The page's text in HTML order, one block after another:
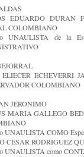
EDUARDO DURAN
COLOMBIANO
UNAULISTA de la
ELIECER ECHEVERRI
COLOMBIANO
JERONIMO
MARIA GALLEGO
UNAULISTA COMO
CESAR RODRIGUEZ
UNAULISTA como